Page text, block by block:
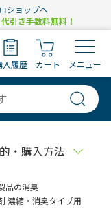
ショップへ
引き手数料無料！
入履歴 カート メニュー
・購入方法
品の消臭
濃縮・消臭タイプ用